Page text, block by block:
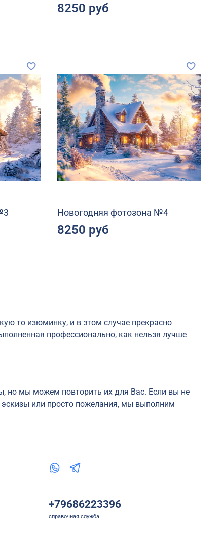
8250 руб
Новогодняя фотозона №4
8250 руб
то изюминку, и в этом случае прекрасно
профессионально, как нельзя лучше
но мы можем повторить их для Вас. Если вы не
или просто пожелания, мы выполним
+79686223396
справочная служба